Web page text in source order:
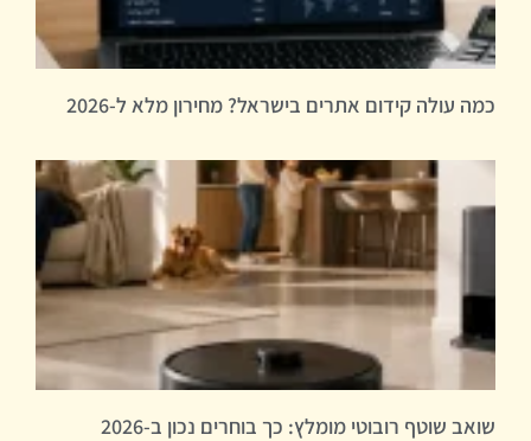
כמה עולה קידום אתרים בישראל? מחירון מלא ל-2026
שואב שוטף רובוטי מומלץ: כך בוחרים נכון ב-2026